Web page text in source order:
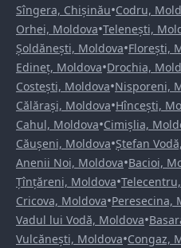
Sîngera, Chișinău•Codru,
Orhei, Moldova•Telenești,
Șoldănești, Moldova•Florești,
Edineț, Moldova•Drochia,
Costești, Moldova•Nisporeni,
Călărași, Moldova•Hîncești,
Cahul, Moldova•Cimișlia,
Căușeni, Moldova•Ștefan
Anenii Noi, Moldova•Bacioi,
Țînțăreni, Moldova•
Cricova, Moldova•Peresecina,
Vadul lui Vodă, Moldova•
Vulcănești, Moldova•Congaz,